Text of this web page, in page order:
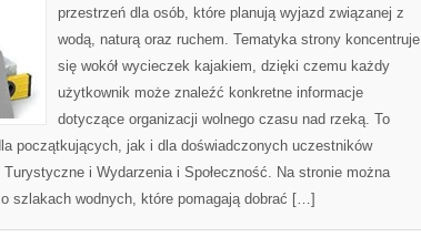
przestrzeń dla osób, które planują wyjazd związanej z
wodą, naturą oraz ruchem. Tematyka strony koncentruje
się wokół wycieczek kajakiem, dzięki czemu każdy
użytkownik może znaleźć konkretne informacje
dotyczące organizacji wolnego czasu nad rzeką. To
początkujących, jak i dla doświadczonych uczestników
Turystyczne i Wydarzenia i Społeczność. Na stronie można
szlakach wodnych, które pomagają dobrać […]